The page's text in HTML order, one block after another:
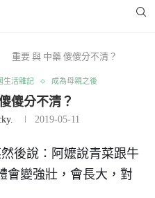
重要 與 中藥 傻傻分不清？
生活雜記 成為母親之後
傻分不清？
2019-05-11
後說：阿嬤說青菜跟牛
會變強壯，會長大，對